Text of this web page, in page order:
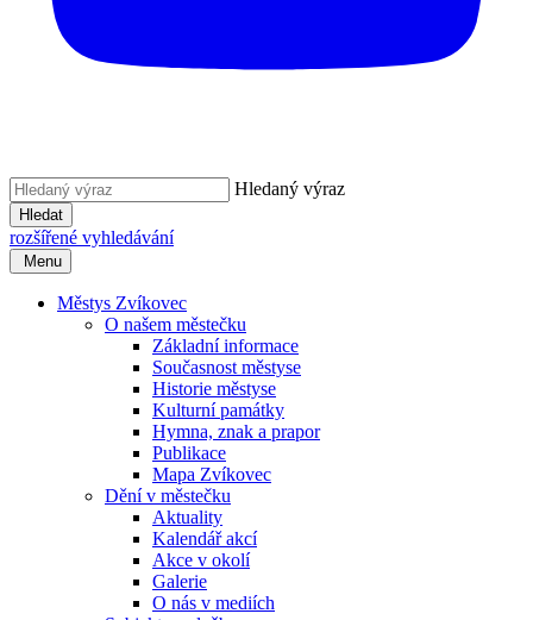
Hledaný výraz
Hledat
rozšířené vyhledávání
Menu
Městys Zvíkovec
O našem městečku
Základní informace
Současnost městyse
Historie městyse
Kulturní památky
Hymna, znak a prapor
Publikace
Mapa Zvíkovec
Dění v městečku
Aktuality
Kalendář akcí
Akce v okolí
Galerie
O nás v mediích